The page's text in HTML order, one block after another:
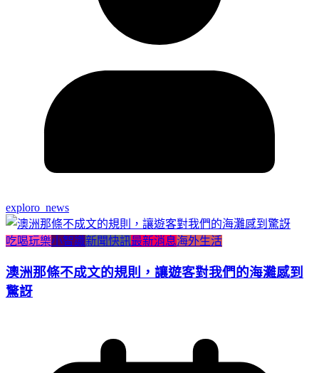
exploro_news
吃喝玩樂小智識新聞快訊最新消息海外生活
澳洲那條不成文的規則，讓遊客對我們的海灘感到
驚訝